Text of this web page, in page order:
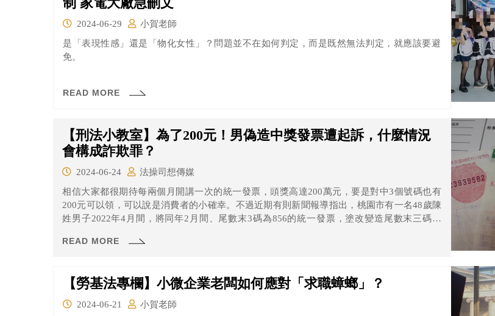
2024-06-29
小賀老師
是「表現性感」還是「物化女性」？問題並不在如何判定，而是既然無法判定，就應該要避
免。
READ MORE
【刑法小教室】為了200元！男偽造中獎發票遭起訴，什麼情況
會構成詐欺罪？
2024-06-24
法操司想傳媒
相信大家都很期待每兩個月開講一次的統一發票，頭獎高達200萬元，要是對中3個號碼也有
200元可以領，可以說是消費者的小確幸。不過近期有則新聞報導指出，桃園市有一名48歲陳
姓男子2022年4月間，將同年2月間、尾數末3碼為856的統一發票，塗改變造尾數末三碼為
兌領200元獎金，陳男除了涉犯偽造私文書外，也涉犯詐欺罪。
READ MORE
【勞基法專欄】小微企業老闆如何應對「求職蟑螂」？
2024-06-21
小賀老師